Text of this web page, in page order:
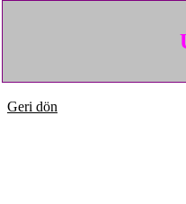
Geri dön